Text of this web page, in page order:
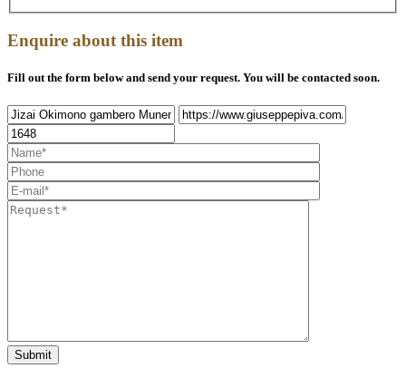
Enquire about this item
Fill out the form below and send your request. You will be contacted soon.